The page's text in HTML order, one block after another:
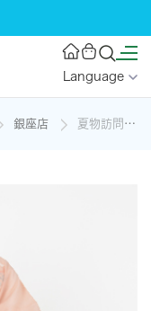
Language
銀座店 夏物訪問着[絽・サーモンピンク]の着物レンタル